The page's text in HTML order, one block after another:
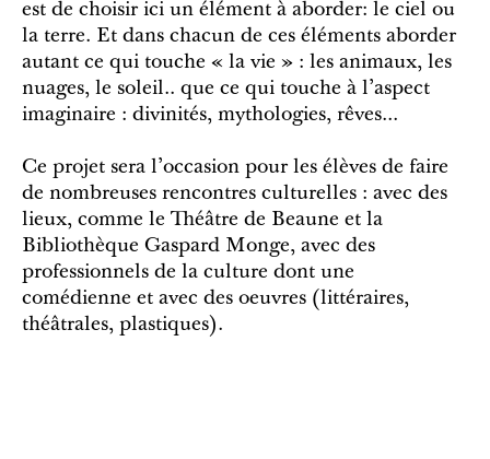
est de choisir ici un élément à aborder: le ciel ou
la terre. Et dans chacun de ces éléments aborder
autant ce qui touche « la vie » : les animaux, les
nuages, le soleil.. que ce qui touche à l'aspect
imaginaire : divinités, mythologies, rêves...
Ce projet sera l'occasion pour les élèves de faire
de nombreuses rencontres culturelles : avec des
lieux, comme le Théâtre de Beaune et la
Bibliothèque Gaspard Monge, avec des
professionnels de la culture dont une
comédienne et avec des oeuvres (littéraires,
théâtrales, plastiques).